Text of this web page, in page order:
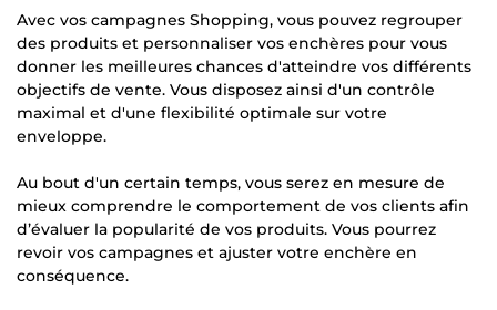
Avec vos campagnes Shopping, vous pouvez regrouper
des produits et personnaliser vos enchères pour vous
donner les meilleures chances d'atteindre vos différents
objectifs de vente. Vous disposez ainsi d'un contrôle
maximal et d'une flexibilité optimale sur votre
enveloppe.
Au bout d'un certain temps, vous serez en mesure de
mieux comprendre le comportement de vos clients afin
d’évaluer la popularité de vos produits. Vous pourrez
revoir vos campagnes et ajuster votre enchère en
conséquence.